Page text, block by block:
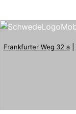
Frankfurter Weg 32 a